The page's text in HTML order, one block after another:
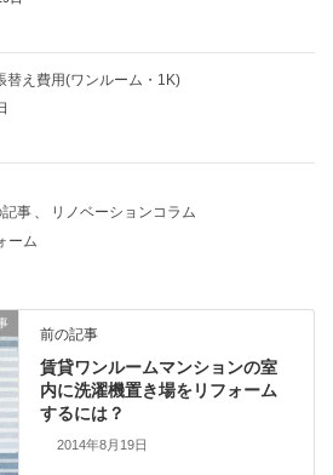
替え費用(ワンルーム・1K)
事 、 リノベーションコラム
ーム
前の記事
賃貸ワンルームマンションの室
内に洗濯機置き場をリフォーム
するには？
2014年8月19日